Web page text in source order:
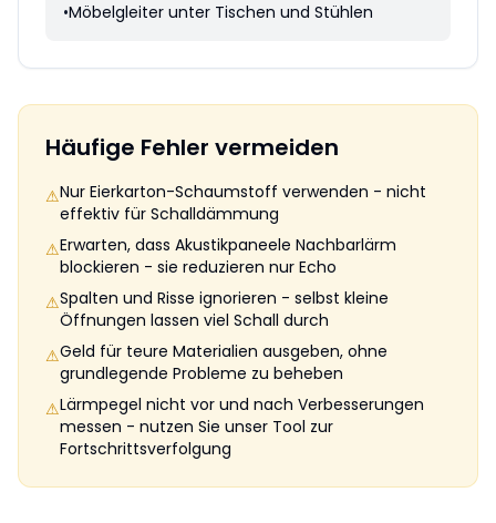
•Möbelgleiter unter Tischen und Stühlen
Häufige Fehler vermeiden
⚠Nur Eierkarton-Schaumstoff verwenden - nicht
effektiv für Schalldämmung
⚠Erwarten, dass Akustikpaneele Nachbarlärm
blockieren - sie reduzieren nur Echo
⚠Spalten und Risse ignorieren - selbst kleine
Öffnungen lassen viel Schall durch
⚠Geld für teure Materialien ausgeben, ohne
grundlegende Probleme zu beheben
⚠Lärmpegel nicht vor und nach Verbesserungen
messen - nutzen Sie unser Tool zur
Fortschrittsverfolgung